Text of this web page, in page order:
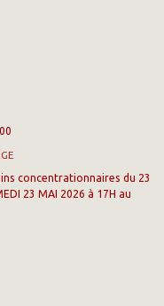
concentrationnaires du 23
23 MAI 2026 à 17H au